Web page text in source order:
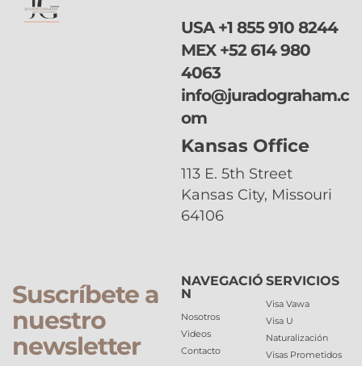
USA+1 855 910 8244
MEX +52 614 980
4063
info@juradograham.c
om
Kansas Office
113 E. 5th Street
Kansas City, Missouri
64106
Suscríbete a
nuestro
newsletter
NAVEGACIÓ
N
Nosotros
Videos
Contacto
SERVICIOS
Visa Vawa
Visa U
Naturalización
Visas Prometidos